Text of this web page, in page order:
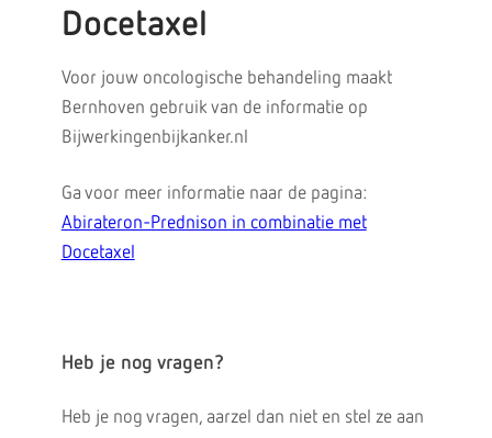
Docetaxel
Voor jouw oncologische behandeling maakt
Bernhoven gebruik van de informatie op
Bijwerkingenbijkanker.nl
Ga voor meer informatie naar de pagina:
Abirateron-Prednison in combinatie met
Docetaxel
Heb je nog vragen?
Heb je nog vragen, aarzel dan niet en stel ze aan